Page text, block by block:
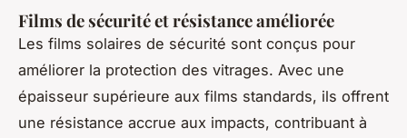
Films de sécurité et résistance améliorée
Les films solaires de sécurité sont conçus pour
améliorer la protection des vitrages. Avec une
épaisseur supérieure aux films standards, ils offrent
une résistance accrue aux impacts, contribuant à